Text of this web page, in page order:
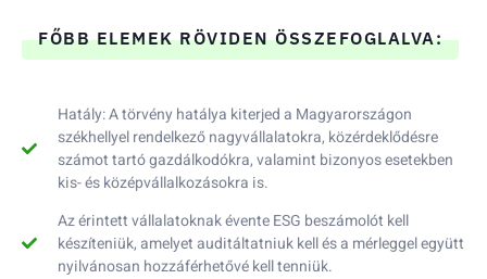
FŐBB ELEMEK RÖVIDEN ÖSSZEFOGLALVA:
Hatály: A törvény hatálya kiterjed a Magyarországon
székhellyel rendelkező nagyvállalatokra, közérdeklődésre
számot tartó gazdálkodókra, valamint bizonyos esetekben
kis- és középvállalkozásokra is.
Az érintett vállalatoknak évente ESG beszámolót kell
készíteniük, amelyet auditáltatniuk kell és a mérleggel együtt
nyilvánosan hozzáférhetővé kell tenniük.